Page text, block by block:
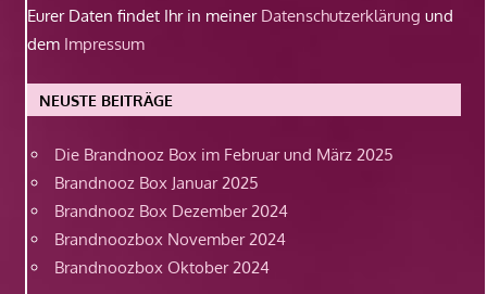
Eurer Daten findet Ihr in meiner Datenschutzerklärung und
dem Impressum
NEUSTE BEITRÄGE
Die Brandnooz Box im Februar und März 2025
Brandnooz Box Januar 2025
Brandnooz Box Dezember 2024
Brandnoozbox November 2024
Brandnoozbox Oktober 2024